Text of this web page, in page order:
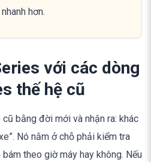
hơn.
với các dòng
thế hệ cũ
bằng đời mới và nhận ra: khác
Nó nằm ở chỗ phải kiểm tra
theo giờ máy hay không. Nếu